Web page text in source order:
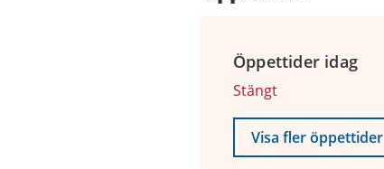
Öppettider idag
Stängt
Visa fler öppettider